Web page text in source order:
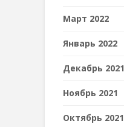
Март 2022
Январь 2022
Декабрь 2021
Ноябрь 2021
Октябрь 2021